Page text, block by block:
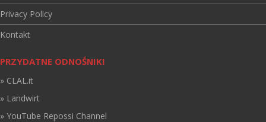
Privacy Policy
Kontakt
PRZYDATNE ODNOŚNIKI
» CLAL.it
» Landwirt
» YouTube Repossi Channel